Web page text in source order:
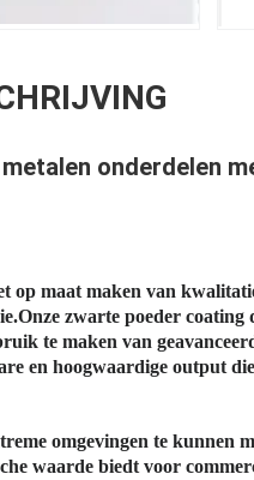
onderdelen
op maat maken van
zwarte poeder coating
te maken van
en hoogwaardige output
omgevingen te kunnen
waarde biedt voor